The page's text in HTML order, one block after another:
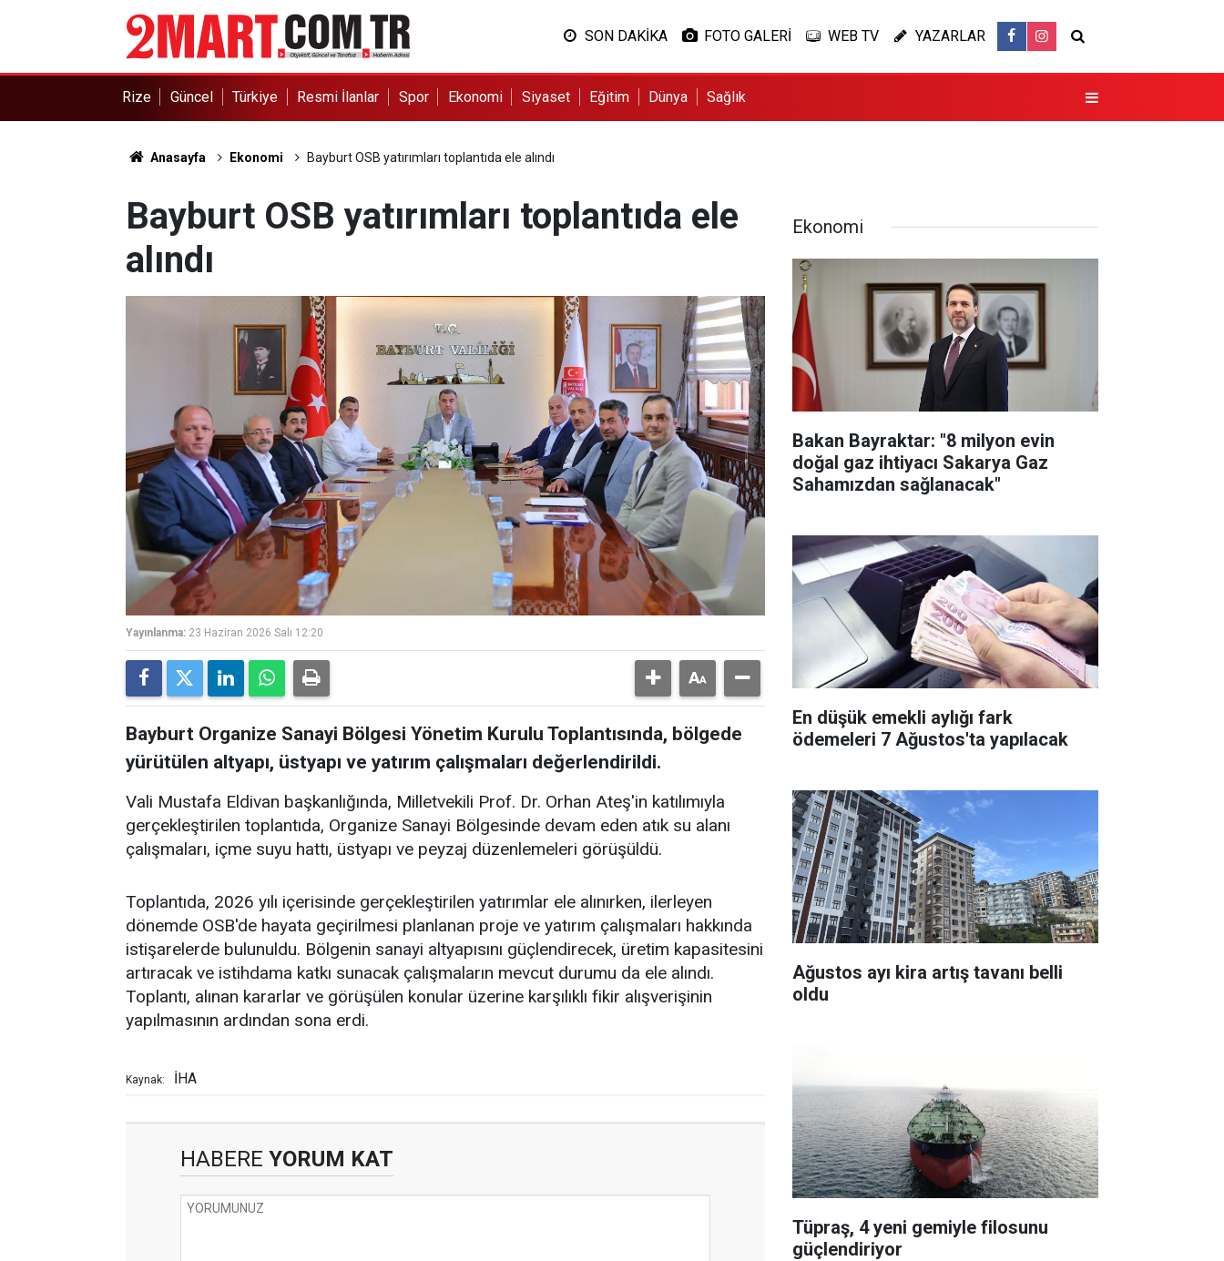
SON DAKİKA FOTO GALERİ WEB TV YAZARLAR
Rize Güncel Türkiye Resmi İlanlar Spor Ekonomi Siyaset Eğitim Dünya Sağlık
Anasayfa Ekonomi Bayburt OSB yatırımları toplantıda ele alındı
Bayburt OSB yatırımları toplantıda ele
alındı
Yayınlanma: 23 Haziran 2026 Salı 12:20
Bayburt Organize Sanayi Bölgesi Yönetim Kurulu Toplantısında, bölgede
yürütülen altyapı, üstyapı ve yatırım çalışmaları değerlendirildi.
Vali Mustafa Eldivan başkanlığında, Milletvekili Prof. Dr. Orhan Ateş'in katılımıyla
gerçekleştirilen toplantıda, Organize Sanayi Bölgesinde devam eden atık su alanı
çalışmaları, içme suyu hattı, üstyapı ve peyzaj düzenlemeleri görüşüldü.
Toplantıda, 2026 yılı içerisinde gerçekleştirilen yatırımlar ele alınırken, ilerleyen
dönemde OSB'de hayata geçirilmesi planlanan proje ve yatırım çalışmaları hakkında
istişarelerde bulunuldu. Bölgenin sanayi altyapısını güçlendirecek, üretim kapasitesini
artıracak ve istihdama katkı sunacak çalışmaların mevcut durumu da ele alındı.
Toplantı, alınan kararlar ve görüşülen konular üzerine karşılıklı fikir alışverişinin
yapılmasının ardından sona erdi.
Kaynak: İHA
HABERE YORUM KAT
Ekonomi
Bakan Bayraktar: "8 milyon evin
doğal gaz ihtiyacı Sakarya Gaz
Sahamızdan sağlanacak"
En düşük emekli aylığı fark
ödemeleri 7 Ağustos'ta yapılacak
Ağustos ayı kira artış tavanı belli
oldu
Tüpraş, 4 yeni gemiyle filosunu
güçlendiriyor